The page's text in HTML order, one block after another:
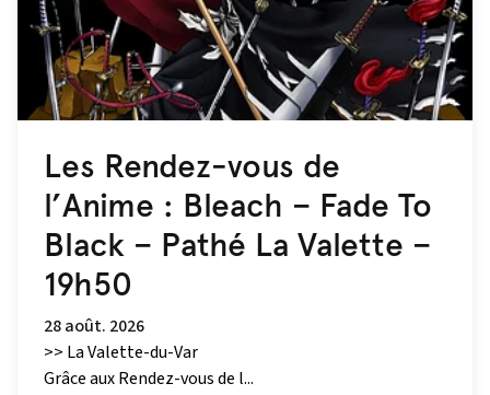
Les Rendez-vous de
l’Anime : Bleach – Fade To
Black – Pathé La Valette –
19h50
28 août. 2026
>> La Valette-du-Var
Grâce aux Rendez-vous de l...